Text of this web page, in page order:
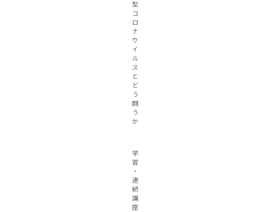
型
コ
ロ
ナ
ウ
イ
ル
ス
と
ど
う
闘
う
か
学
習
・
連
続
講
座